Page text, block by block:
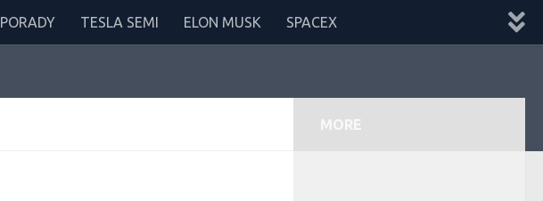
PORADY TESLA SEMI ELON MUSK SPACEX
MORE